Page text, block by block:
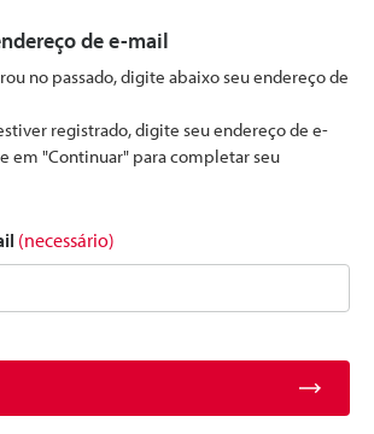
de e-mail
no passado, digite abaixo seu endereço de
registrado, digite seu endereço de e-
em "Continuar" para completar seu
(necessário)